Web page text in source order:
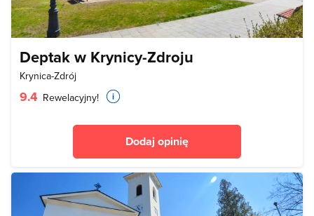
Deptak w Krynicy-Zdroju
Krynica-Zdrój
9.4 Rewelacyjny!
Dodaj opinię